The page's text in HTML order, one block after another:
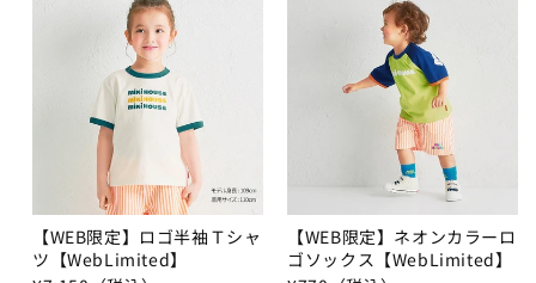
【WEB限定】ロゴ半袖Ｔシャ
ツ【WebLimited】
【WEB限定】ネオンカラーロ
ゴソックス【WebLimited】